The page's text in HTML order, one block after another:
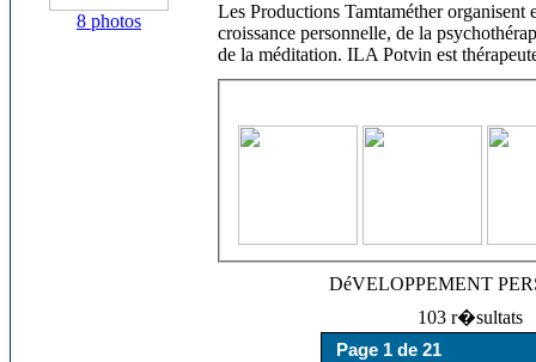
8 photos
Les Productions Tamtaméther
croissance personnelle, de la
de la méditation. ILA Potvin est
DéVELOPPEMENT
103 r�sultats